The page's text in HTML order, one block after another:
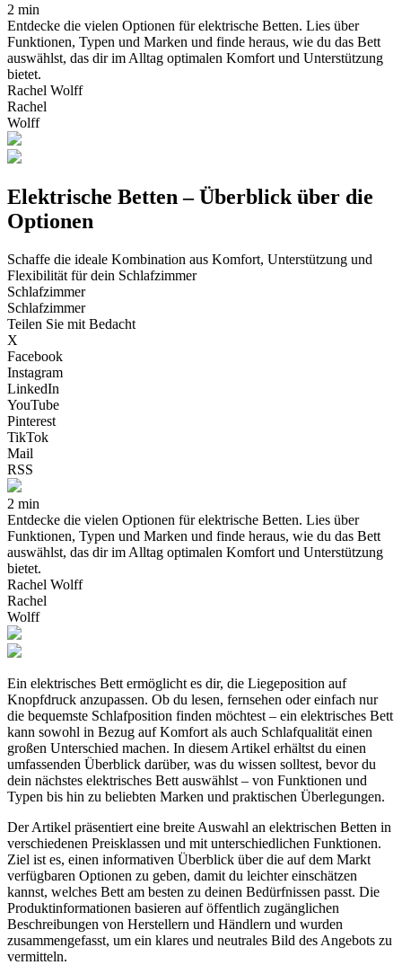
2 min
Entdecke die vielen Optionen für elektrische Betten. Lies über
Funktionen, Typen und Marken und finde heraus, wie du das Bett
auswählst, das dir im Alltag optimalen Komfort und Unterstützung
bietet.
Rachel Wolff
Rachel
Wolff
Elektrische Betten – Überblick über die
Optionen
Schaffe die ideale Kombination aus Komfort, Unterstützung und
Flexibilität für dein Schlafzimmer
Schlafzimmer
Schlafzimmer
Teilen Sie mit Bedacht
X
Facebook
Instagram
LinkedIn
YouTube
Pinterest
TikTok
Mail
RSS
2 min
Entdecke die vielen Optionen für elektrische Betten. Lies über
Funktionen, Typen und Marken und finde heraus, wie du das Bett
auswählst, das dir im Alltag optimalen Komfort und Unterstützung
bietet.
Rachel Wolff
Rachel
Wolff
Ein elektrisches Bett ermöglicht es dir, die Liegeposition auf
Knopfdruck anzupassen. Ob du lesen, fernsehen oder einfach nur
die bequemste Schlafposition finden möchtest – ein elektrisches Bett
kann sowohl in Bezug auf Komfort als auch Schlafqualität einen
großen Unterschied machen. In diesem Artikel erhältst du einen
umfassenden Überblick darüber, was du wissen solltest, bevor du
dein nächstes elektrisches Bett auswählst – von Funktionen und
Typen bis hin zu beliebten Marken und praktischen Überlegungen.
Der Artikel präsentiert eine breite Auswahl an elektrischen Betten in
verschiedenen Preisklassen und mit unterschiedlichen Funktionen.
Ziel ist es, einen informativen Überblick über die auf dem Markt
verfügbaren Optionen zu geben, damit du leichter einschätzen
kannst, welches Bett am besten zu deinen Bedürfnissen passt. Die
Produktinformationen basieren auf öffentlich zugänglichen
Beschreibungen von Herstellern und Händlern und wurden
zusammengefasst, um ein klares und neutrales Bild des Angebots zu
vermitteln.